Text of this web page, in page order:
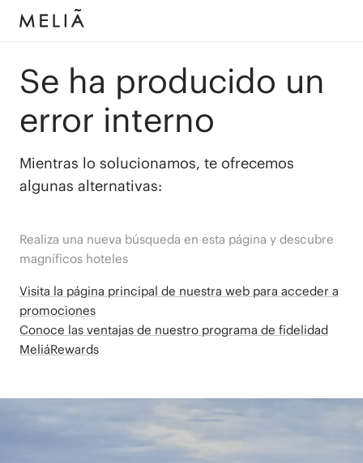
Se ha producido un
error interno
Mientras lo solucionamos, te ofrecemos
algunas alternativas:
Realiza una nueva búsqueda en esta página y descubre
magníficos hoteles
Visita la página principal de nuestra web para acceder a
promociones
Conoce las ventajas de nuestro programa de fidelidad
MeliáRewards